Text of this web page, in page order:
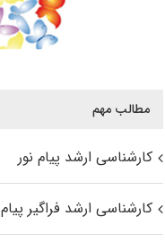
مطالب مهم
کارشناسی ارشد پیام نور
کارشناسی ارشد فراگیر